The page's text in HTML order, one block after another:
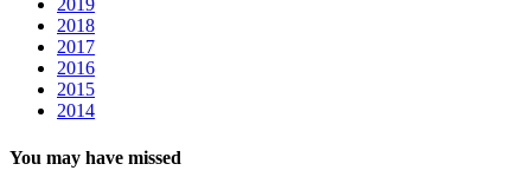
2019
2018
2017
2016
2015
2014
You may have missed